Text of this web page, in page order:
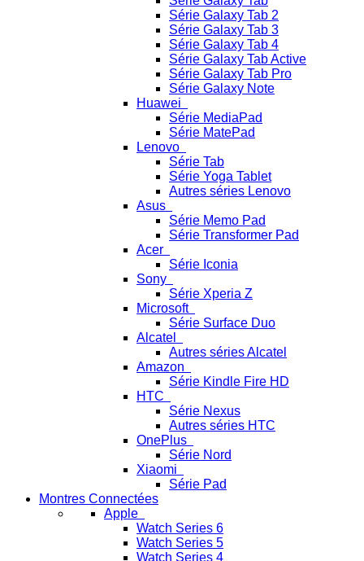
Série Galaxy Tab 2
Série Galaxy Tab 3
Série Galaxy Tab 4
Série Galaxy Tab Active
Série Galaxy Tab Pro
Série Galaxy Note
Huawei
Série MediaPad
Série MatePad
Lenovo
Série Tab
Série Yoga Tablet
Autres séries Lenovo
Asus
Série Memo Pad
Série Transformer Pad
Acer
Série Iconia
Sony
Série Xperia Z
Microsoft
Série Surface Duo
Alcatel
Autres séries Alcatel
Amazon
Série Kindle Fire HD
HTC
Série Nexus
Autres séries HTC
OnePlus
Série Nord
Xiaomi
Série Pad
Montres Connectées
Apple
Watch Series 6
Watch Series 5
Watch Series 4